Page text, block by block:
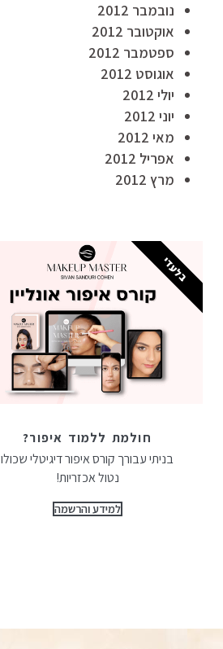
נובמבר 2012
אוקטובר 2012
ספטמבר 2012
אוגוסט 2012
יולי 2012
יוני 2012
מאי 2012
אפריל 2012
מרץ 2012
חולמת ללמוד איפור?
בניתי עבורך קורס איפור דיגיטלי שכולו
נטול אכזריות!
למידע והרשמה
בלעדי